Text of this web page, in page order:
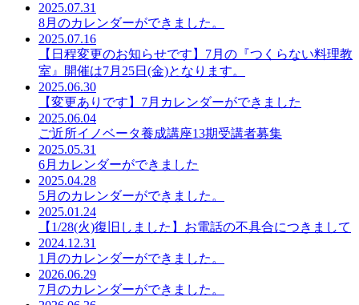
2025.07.31
8月のカレンダーができました。
2025.07.16
【日程変更のお知らせです】7月の『つくらない料理教
室』開催は7月25日(金)となります。
2025.06.30
【変更ありです】7月カレンダーができました
2025.06.04
ご近所イノベータ養成講座13期受講者募集
2025.05.31
6月カレンダーができました
2025.04.28
5月のカレンダーができました。
2025.01.24
【1/28(火)復旧しました】お電話の不具合につきまして
2024.12.31
1月のカレンダーができました。
2026.06.29
7月のカレンダーができました。